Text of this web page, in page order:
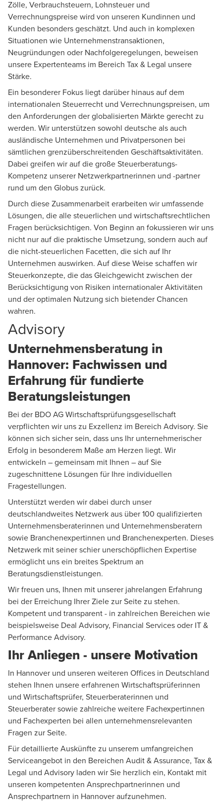
Zölle, Verbrauchsteuern, Lohnsteuer und
Verrechnungspreise wird von unseren Kundinnen und
Kunden besonders geschätzt. Und auch in komplexen
Situationen wie Unternehmenstransaktionen,
Neugründungen oder Nachfolgeregelungen, beweisen
unsere Expertenteams im Bereich Tax & Legal unsere
Stärke.
Ein besonderer Fokus liegt darüber hinaus auf dem
internationalen Steuerrecht und Verrechnungspreisen, um
den Anforderungen der globalisierten Märkte gerecht zu
werden. Wir unterstützen sowohl deutsche als auch
ausländische Unternehmen und Privatpersonen bei
sämtlichen grenzüberschreitenden Geschäftsaktivitäten.
Dabei greifen wir auf die große Steuerberatungs-
Kompetenz unserer Netzwerkpartnerinnen und -partner
rund um den Globus zurück.
Durch diese Zusammenarbeit erarbeiten wir umfassende
Lösungen, die alle steuerlichen und wirtschaftsrechtlichen
Fragen berücksichtigen. Von Beginn an fokussieren wir uns
nicht nur auf die praktische Umsetzung, sondern auch auf
die nicht-steuerlichen Facetten, die sich auf Ihr
Unternehmen auswirken. Auf diese Weise schaffen wir
Steuerkonzepte, die das Gleichgewicht zwischen der
Berücksichtigung von Risiken internationaler Aktivitäten
und der optimalen Nutzung sich bietender Chancen
wahren.
Advisory
Unternehmensberatung in
Hannover: Fachwissen und
Erfahrung für fundierte
Beratungsleistungen
Bei der BDO AG Wirtschaftsprüfungsgesellschaft
verpflichten wir uns zu Exzellenz im Bereich Advisory. Sie
können sich sicher sein, dass uns Ihr unternehmerischer
Erfolg in besonderem Maße am Herzen liegt. Wir
entwickeln – gemeinsam mit Ihnen – auf Sie
zugeschnittene Lösungen für Ihre individuellen
Fragestellungen.
Unterstützt werden wir dabei durch unser
deutschlandweites Netzwerk aus über 100 qualifizierten
Unternehmensberaterinnen und Unternehmensberatern
sowie Branchenexpertinnen und Branchenexperten. Dieses
Netzwerk mit seiner schier unerschöpflichen Expertise
ermöglicht uns ein breites Spektrum an
Beratungsdienstleistungen.
Wir freuen uns, Ihnen mit unserer jahrelangen Erfahrung
bei der Erreichung Ihrer Ziele zur Seite zu stehen.
Kompetent und transparent - in zahlreichen Bereichen wie
beispielsweise Deal Advisory, Financial Servicesoder IT &
Performance Advisory.
Ihr Anliegen - unsere Motivation
In Hannover und unseren weiteren Offices in Deutschland
stehen Ihnen unsere erfahrenen Wirtschaftsprüferinnen
und Wirtschaftsprüfer, Steuerberaterinnen und
Steuerberater sowie zahlreiche weitere Fachexpertinnen
und Fachexperten bei allen unternehmensrelevanten
Fragen zur Seite.
Für detaillierte Auskünfte zu unserem umfangreichen
Serviceangebot in den Bereichen Audit & Assurance, Tax &
Legal und Advisory laden wir Sie herzlich ein, Kontakt mit
unseren kompetenten Ansprechpartnerinnen und
Ansprechpartnern in Hannover aufzunehmen.